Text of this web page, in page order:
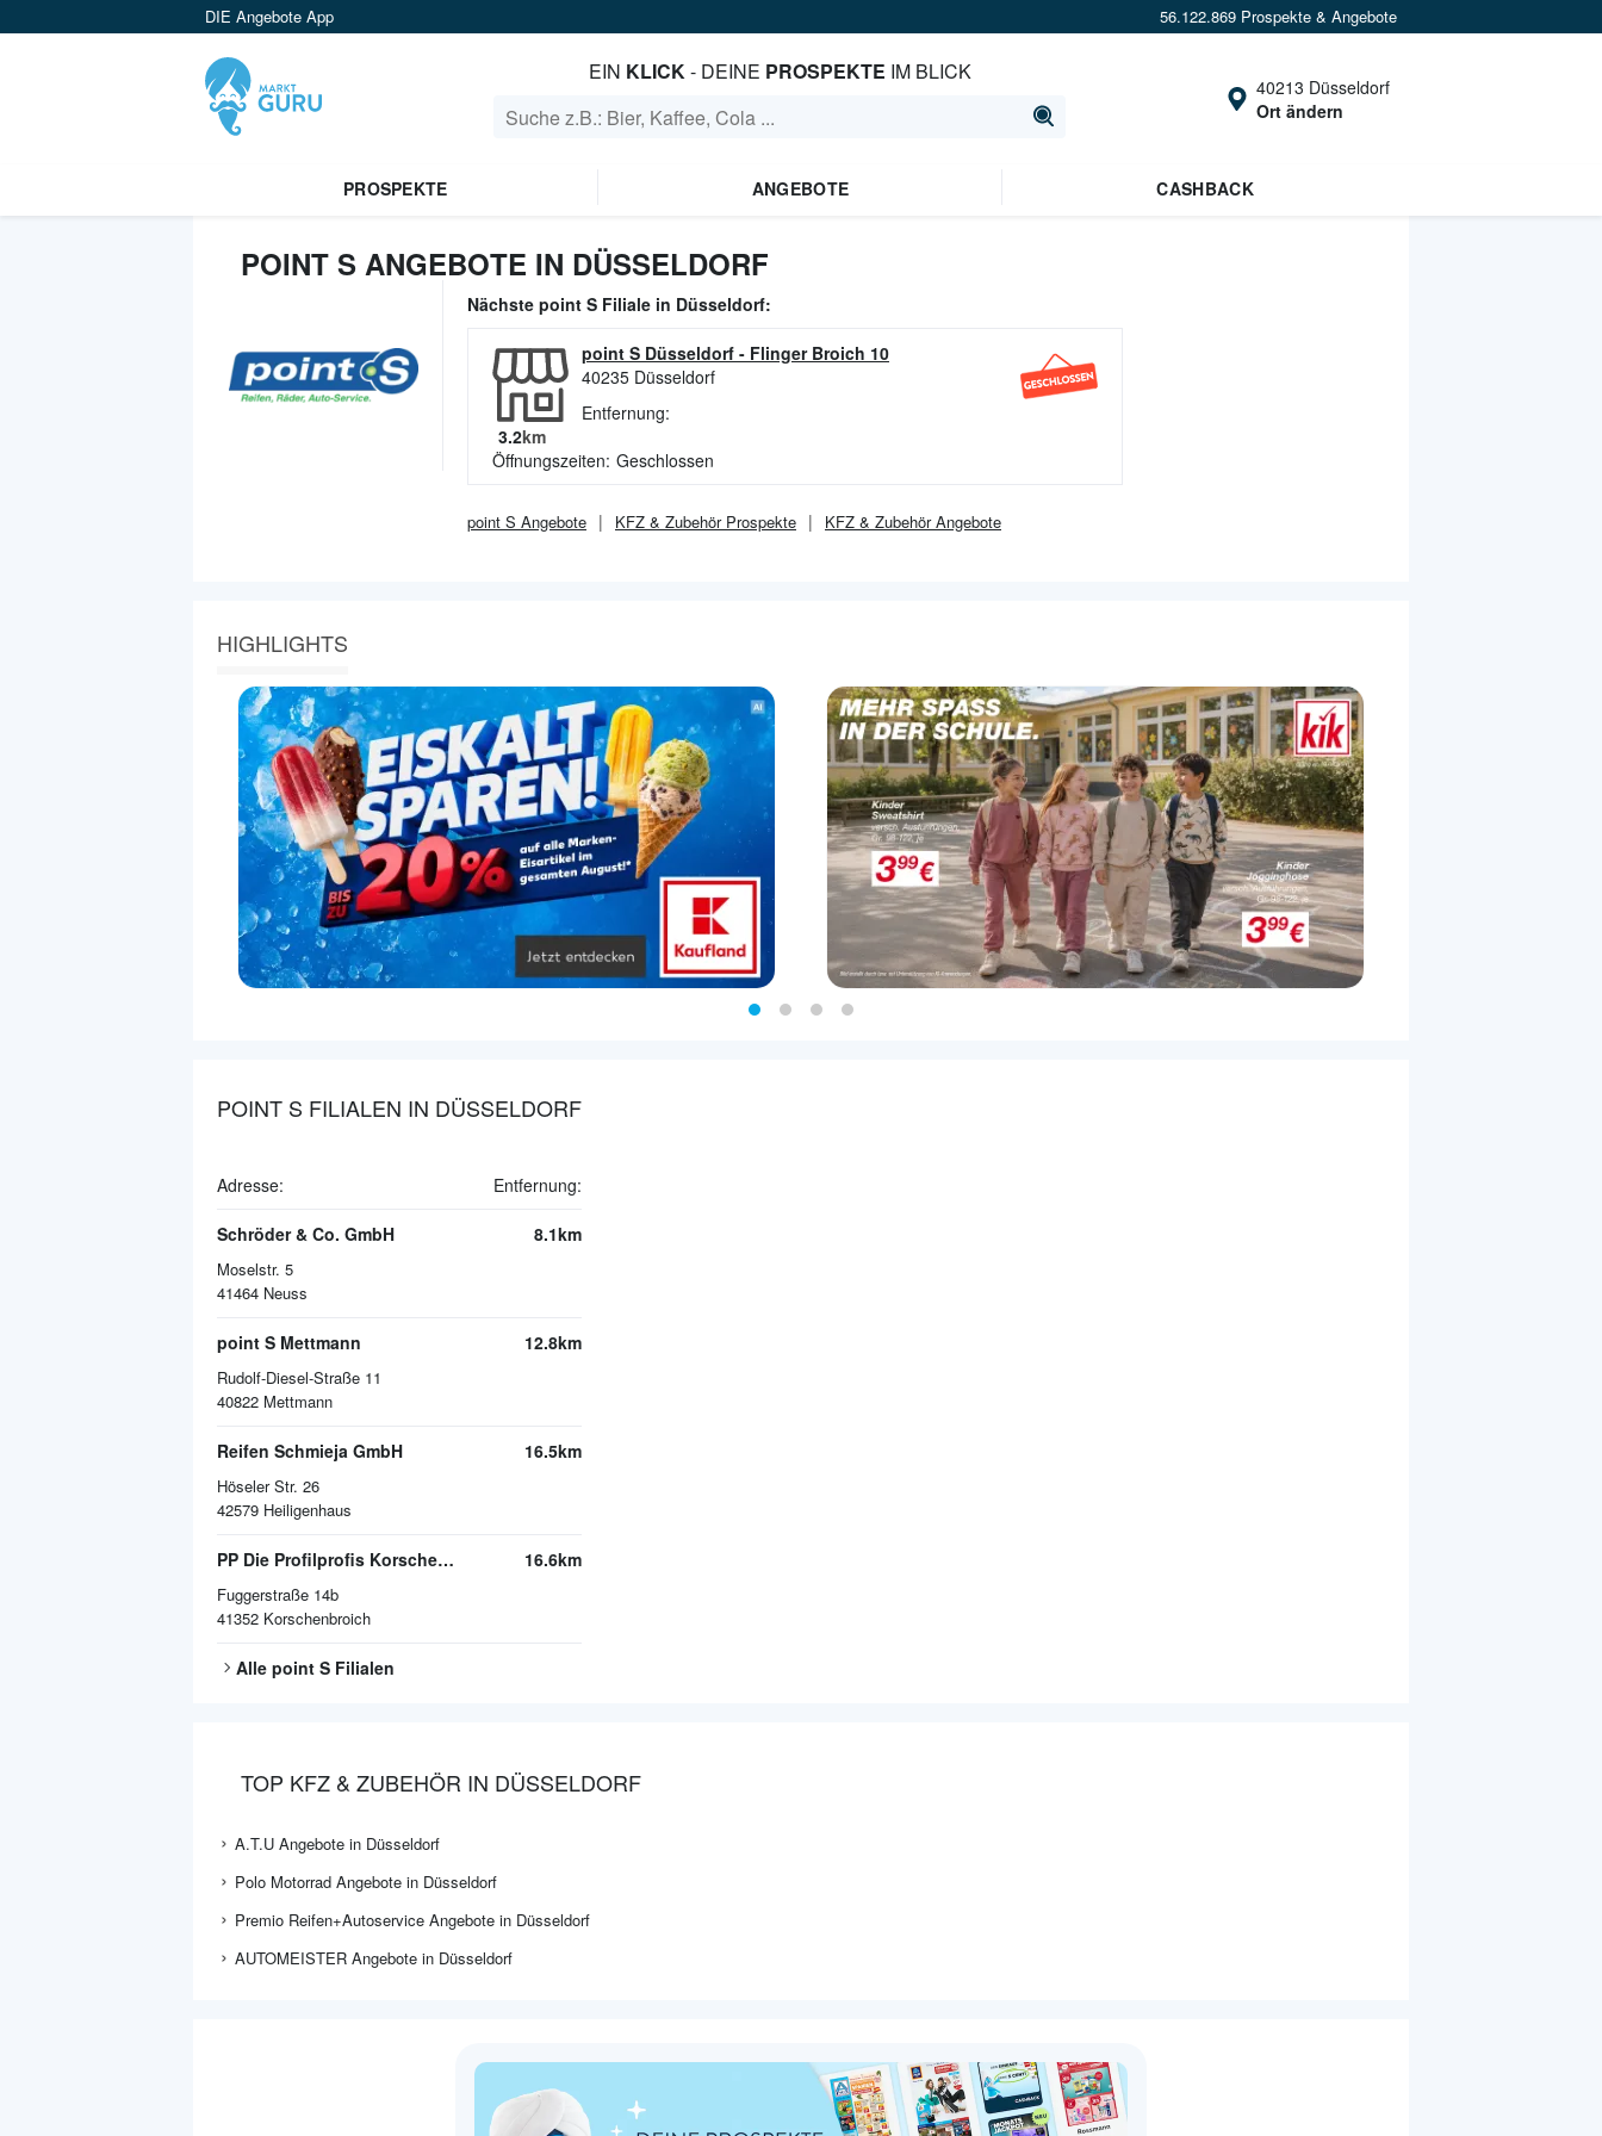
DIE Angebote App 56.122.869 Prospekte & Angebote
EIN KLICK- DEINE PROSPEKTE IM BLICK
40213 Düsseldorf
Ort ändern
PROSPEKTE ANGEBOTE CASHBACK
POINT S ANGEBOTE IN DÜSSELDORF
Nächste point S Filiale in Düsseldorf:
point S Düsseldorf - Flinger Broich 10
40235 Düsseldorf
Entfernung:
3.2km
Öffnungszeiten: Geschlossen
point S Angebote KFZ & ZubehörProspekte KFZ & ZubehörAngebote
HIGHLIGHTS
POINT S FILIALEN IN DÜSSELDORF
Adresse: Entfernung:
Schröder & Co. GmbH
Moselstr. 5
41464 Neuss
8.1km
point S Mettmann
Rudolf-Diesel-Straße 11
40822 Mettmann
12.8km
Reifen Schmieja GmbH
Höseler Str. 26
42579 Heiligenhaus
16.5km
PP Die Profilprofis Korschenbroich GmbH
Fuggerstraße 14b
41352 Korschenbroich
16.6km
Alle point S Filialen
TOP KFZ & ZUBEHÖR IN DÜSSELDORF
A.T.U Angebote in Düsseldorf
Polo Motorrad Angebote in Düsseldorf
Premio Reifen+Autoservice Angebote in Düsseldorf
AUTOMEISTER Angebote in Düsseldorf